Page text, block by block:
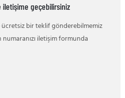
geçebilirsiniz
ücretsiz bir teklif gönderebilmemiz
iletişim formunda